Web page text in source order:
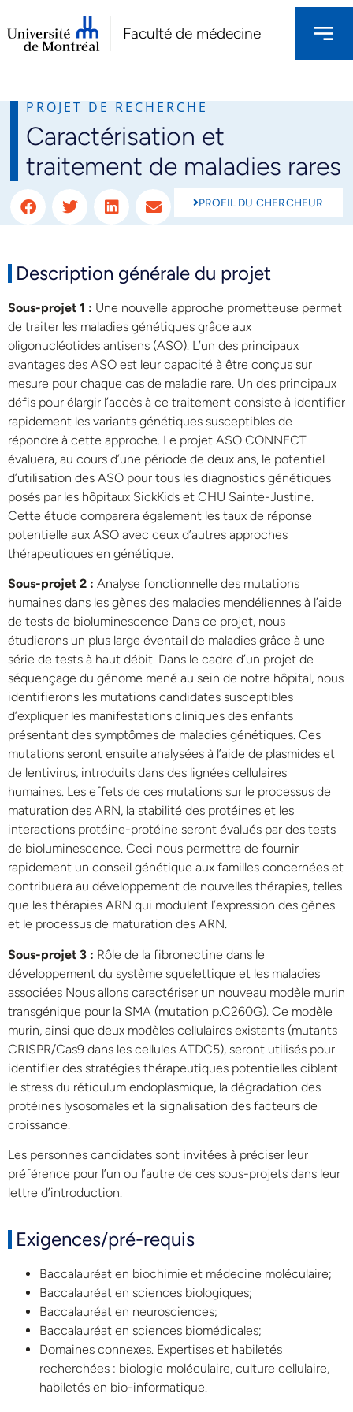
Faculté de médecine
PROJET DE RECHERCHE
Caractérisation et
traitement de maladies rares
PROFIL DU CHERCHEUR
Description générale du projet
Sous-projet 1 : Une nouvelle approche prometteuse permet
de traiter les maladies génétiques grâce aux
oligonucléotides antisens (ASO). L’un des principaux
avantages des ASO est leur capacité à être conçus sur
mesure pour chaque cas de maladie rare. Un des principaux
défis pour élargir l’accès à ce traitement consiste à identifier
rapidement les variants génétiques susceptibles de
répondre à cette approche. Le projet ASO CONNECT
évaluera, au cours d’une période de deux ans, le potentiel
d’utilisation des ASO pour tous les diagnostics génétiques
posés par les hôpitaux SickKids et CHU Sainte-Justine.
Cette étude comparera également les taux de réponse
potentielle aux ASO avec ceux d’autres approches
thérapeutiques en génétique.
Sous-projet 2 : Analyse fonctionnelle des mutations
humaines dans les gènes des maladies mendéliennes à l’aide
de tests de bioluminescence Dans ce projet, nous
étudierons un plus large éventail de maladies grâce à une
série de tests à haut débit. Dans le cadre d’un projet de
séquençage du génome mené au sein de notre hôpital, nous
identifierons les mutations candidates susceptibles
d’expliquer les manifestations cliniques des enfants
présentant des symptômes de maladies génétiques. Ces
mutations seront ensuite analysées à l’aide de plasmides et
de lentivirus, introduits dans des lignées cellulaires
humaines. Les effets de ces mutations sur le processus de
maturation des ARN, la stabilité des protéines et les
interactions protéine-protéine seront évalués par des tests
de bioluminescence. Ceci nous permettra de fournir
rapidement un conseil génétique aux familles concernées et
contribuera au développement de nouvelles thérapies, telles
que les thérapies ARN qui modulent l’expression des gènes
et le processus de maturation des ARN.
Sous-projet 3 : Rôle de la fibronectine dans le
développement du système squelettique et les maladies
associées Nous allons caractériser un nouveau modèle murin
transgénique pour la SMA (mutation p.C260G). Ce modèle
murin, ainsi que deux modèles cellulaires existants (mutants
CRISPR/Cas9 dans les cellules ATDC5), seront utilisés pour
identifier des stratégies thérapeutiques potentielles ciblant
le stress du réticulum endoplasmique, la dégradation des
protéines lysosomales et la signalisation des facteurs de
croissance.
Les personnes candidates sont invitées à préciser leur
préférence pour l’un ou l’autre de ces sous-projets dans leur
lettre d’introduction.
Exigences/pré-requis
Baccalauréat en biochimie et médecine moléculaire;
Baccalauréat en sciences biologiques;
Baccalauréat en neurosciences;
Baccalauréat en sciences biomédicales;
Domaines connexes. Expertises et habiletés
recherchées : biologie moléculaire, culture cellulaire,
habiletés en bio-informatique.